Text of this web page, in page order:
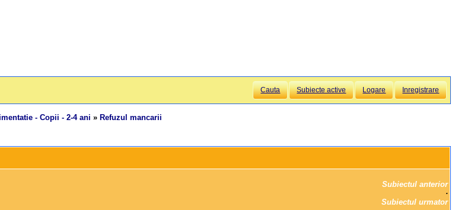
Cauta Subiecte active Logare Inregistrare
- Copii - 2-4 ani » Refuzul mancarii
Subiectul anterior
Subiectul urmator